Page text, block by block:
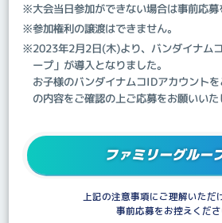
※大会当日参加ができない場合は事前応募
※参加権利の譲渡はできません。
※2023年2月2日(木)より、バンダイナム
ープ」が導入となりました。
お子様のバンダイナムコIDアカウント
の内容をご確認の上ご応募をお願いいた
ファミリーグルー
上記の注意事項にご理解いただ
事前応募をお控えくださ